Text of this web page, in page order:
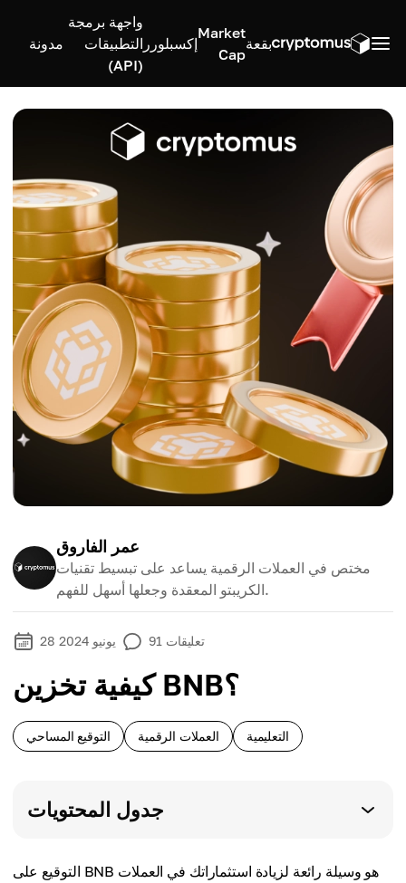
بقعة
Market
Cap
إكسبلورر
واجهة برمجة
التطبيقات
(API)
مدونة
عمر الفاروق
مختص في العملات الرقمية يساعد على تبسيط تقنيات
الكريبتو المعقدة وجعلها أسهل للفهم.
28 يونيو 2024 91 تعليقات
كيفية تخزين BNB؟
التوقيع المساحي العملات الرقمية التعليمية
جدول المحتويات
التوقيع على BNB هو وسيلة رائعة لزيادة استثماراتك في العملات